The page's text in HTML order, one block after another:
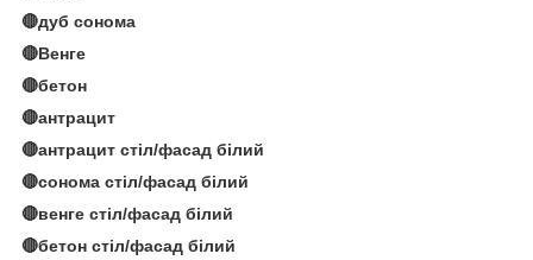
🔴дуб сонома
🔴Венге
🔴бетон
🔴антрацит
🔴антрацит стіл/фасад білий
🔴сонома стіл/фасад білий
🔴венге стіл/фасад білий
🔴бетон стіл/фасад білий